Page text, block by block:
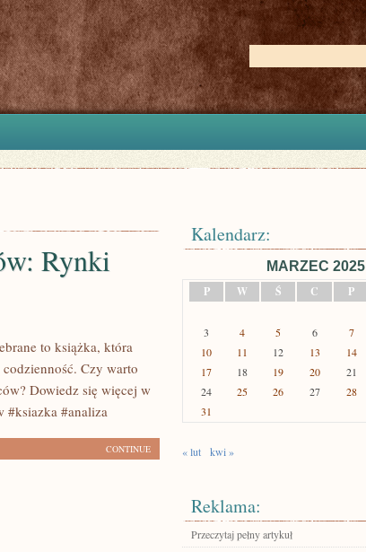
Rynki
to książka, która
Czy warto
Dowiedz się więcej w
#ksiazka #analiza
CONTINUE
Kalendarz:
MARZEC 2025
P
W Ś C P
3
4 5 6 7
10
11 12 13 14
17
18 19 20 21
24
25 26 27 28
31
« lut kwi »
Reklama:
Przeczytaj pełny artykuł